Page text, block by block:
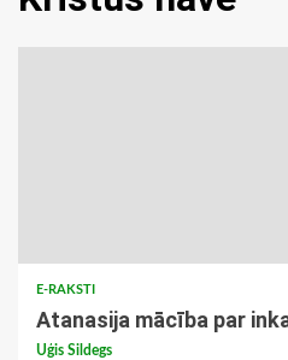
E-RAKSTI
Atanasija mācība par
Uģis Sildegs